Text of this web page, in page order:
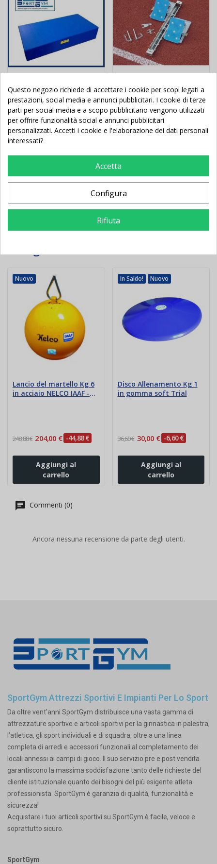
Materasso ginnastica -
salto in alto cm
200x100x40 Ignifugo
Aggiungi al
Blocco di partenza
modello competion
blocchi alluminio
Aggiungi al
16 Altri Prodotti Della Stessa
Nuovo
Lancio del martello Kg 6
in acciaio NELCO IAAF -
248,88 € 204,00 € -44,88 €
Aggiungi al
carrello
In Saldo! Nuovo
Disco Allenamento Kg 1
in gomma soft Trial
36,60 € 30,00 € -6,60 €
Aggiungi al
carrello
Commenti (0)
Ancora nessuna recensione da parte degli utenti.
SportGym Attrezzi Sportivi E Impianti Per Lo Sport
Da oltre vent'anni SportGym distribuisce una vasta gamma di
attrezzature sportive e articoli sportivi per la ginnastica in palestra,
l’atletica, gli sport individuali e di squadra, oltre a una linea
completa di arredi e accessori funzionali al completamento dei
locali annessi ai campi di gioco. Il suo servizio pre e post vendita
garantiscono la massima soddisfazione tanto delle richieste del
cliente istituzionale quanto dei bisogni del più esigente atleta
professionista. SportGym è garanzia di qualità, funzionalità e
sicurezza!
Acquistare i tuoi articoli sportivi su SportGym è facile, veloce e
soprattutto sicuro.
SportGym
Questo negozio richiede di accettare i cookie per scopi legati a
prestazioni, social media e annunci pubblicitari. I cookie di terze
parti per social media e a scopo pubblicitario vengono utilizzati
per offrire funzionalità social e annunci pubblicitari
personalizzati. Accetti i cookie e l'elaborazione dei dati personali
interessati?
Accetta
Configura
Rifiuta